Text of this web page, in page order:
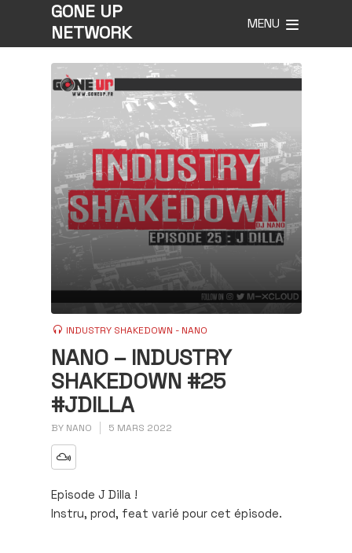
GONE UP
NETWORK
MENU
INDUSTRY SHAKEDOWN - NANO
NANO – INDUSTRY
SHAKEDOWN #25
#JDILLA
BY NANO 5 MARS 2022
Episode J Dilla !
Instru, prod, feat varié pour cet épisode.